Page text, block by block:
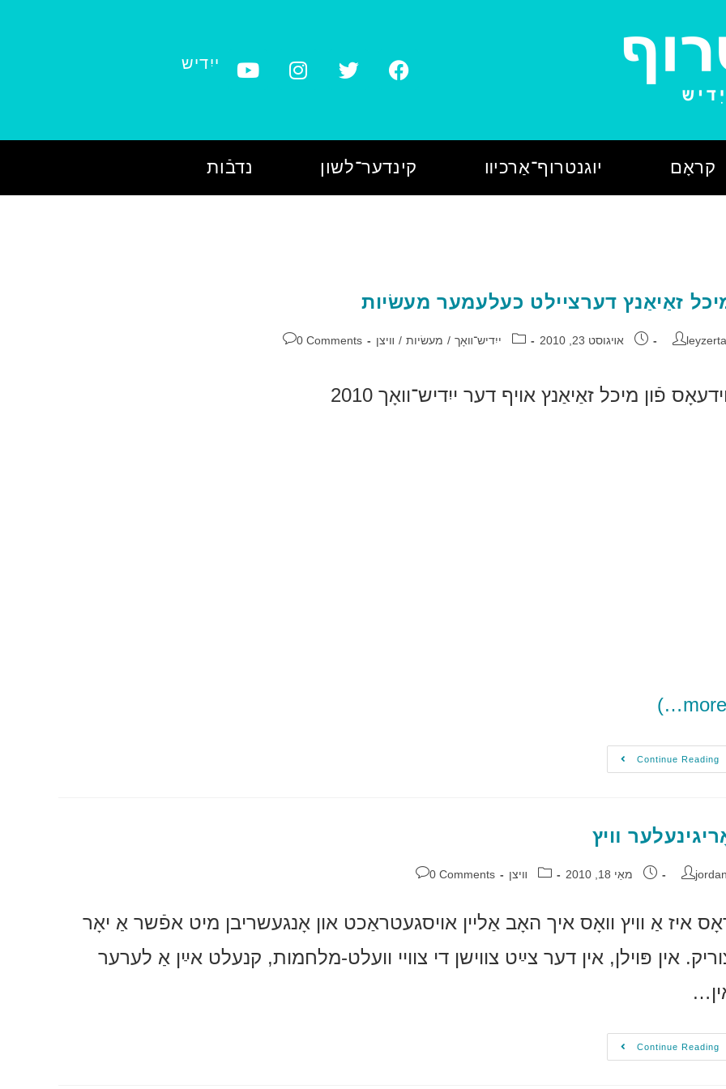
ייִדיש
קראָם יוגנטרוף־אַרכיװ קינדער־לשון נדבֿות
זאַיאַנץ דערציילט כעלעמער מעשׂיות
אױגוסט 23, 2010 ייִדיש־װאָך / מעשׂיות / װיצן 0 Comments
פֿון מיכל זאַיאַנץ אויף דער ייִדיש־וואָך 2010
Continue Reading
װיץ
מאַי 18, 2010 װיצן 0 Comments
איז אַ װיץ װאָס איך האָב אַלײן אױסגעטראַכט און אָנגעשריבן מיט אפֿשר אַ יאָר
אין פּױלן, אין דער צײַט צװישן די צװײ װעלט-מלחמות, קנעלט אײַן אַ לערער
Continue Reading